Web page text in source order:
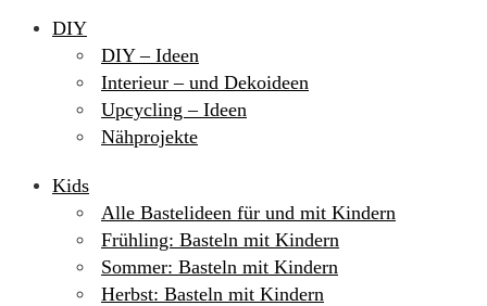
DIY
DIY – Ideen
Interieur – und Dekoideen
Upcycling – Ideen
Nähprojekte
Kids
Alle Bastelideen für und mit Kindern
Frühling: Basteln mit Kindern
Sommer: Basteln mit Kindern
Herbst: Basteln mit Kindern